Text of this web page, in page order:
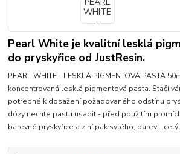
Pearl White je kvalitní lesklá
do pryskyřice od JustResin.
PEARL WHITE - LESKLÁ PIGMENTOVÁ PASTA
koncentrovaná lesklá pigmentová pasta. Stačí
potřebné k dosažení požadovaného odstínu
dózy nechte pastu usadit - před použitím
barevné pryskyřice a z ní pak sytého, barev...